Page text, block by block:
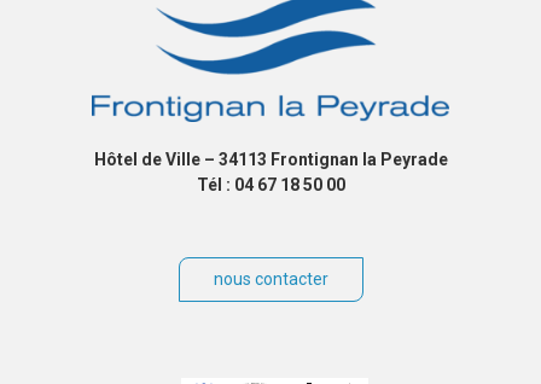
Hôtel de Ville – 34113 Frontignan la Peyrade
Tél : 04 67 18 50 00
nous contacter